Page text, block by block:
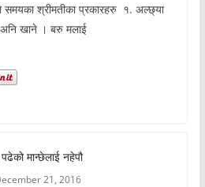
समयका श्रीमतीका प्रकारहरु १. अल्छ्या
खाने । बरु मलाई
मान्छेलाई नहेपौ
21, 2016